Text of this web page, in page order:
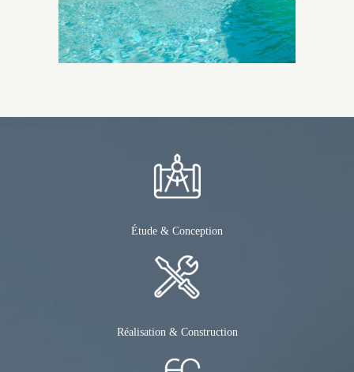
Étude & Conception
Réalisation & Construction